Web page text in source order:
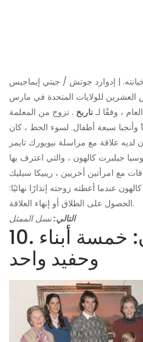
| إدوارد جوتش / جيتي إيماجيس
للولايات المتحدة في مارس
تاريخ . تزوج من المعلمة
لوكريشيا رودولف عام 1858 وأنجبا سبعة أطفال. لسوء الحظ ، كان
علاقة مع مراسلة نيويورك تايمز
18 عامًا تدعى لوسيا جيلبرت كالهون ، والتي اعترف بها
مع امرأتين أخريين ، ريبيكا سيليك
عندما أعطته زوجته إنذارًا نهائيًا:
الحصول على الطلاق أو إنهاء العلاقة.
التالي:نسل الممثل
10. رونالد ريغان: خمسة أبناء
وحفيد واحد